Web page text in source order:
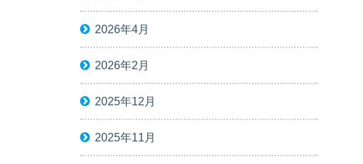
2026年4月
2026年2月
2025年12月
2025年11月